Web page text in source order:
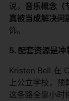
说， 音乐概念（
真被当成解决问
饰。
5. 配套资源是
Kristen Bell 在
上公立学校，
这条路全靠小时